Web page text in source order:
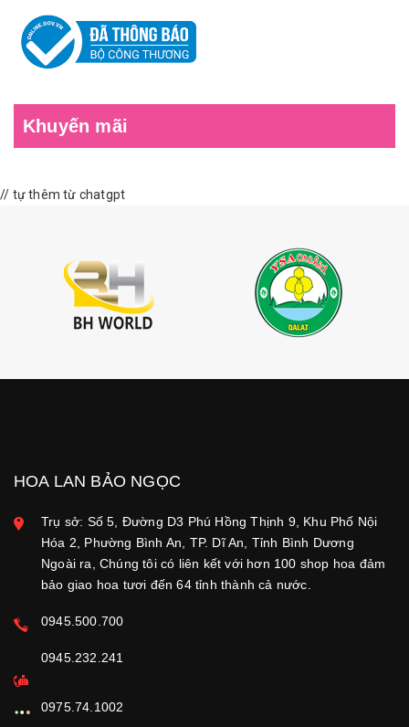
Khuyến mãi
// tự thêm từ chatgpt
HOA LAN BẢO NGỌC
Trụ sở: Số 5, Đường D3 Phú Hồng Thịnh 9, Khu Phố Nội
Hóa 2, Phường Bình An, TP. Dĩ An, Tỉnh Bình Dương
Ngoài ra, Chúng tôi có liên kết với hơn 100 shop hoa đảm
bảo giao hoa tươi đến 64 tỉnh thành cả nước.
0945.500.700
0945.232.241
0975.74.1002